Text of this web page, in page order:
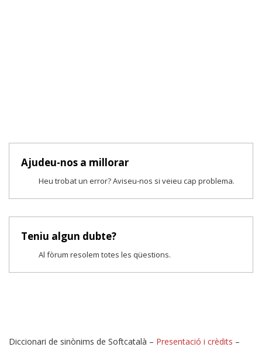
Ajudeu-nos a millorar
Heu trobat un error? Aviseu-nos si veieu cap problema.
Teniu algun dubte?
Al fòrum resolem totes les qüestions.
Diccionari de sinònims de Softcatalà – Presentació i crèdits –